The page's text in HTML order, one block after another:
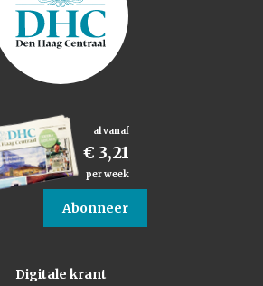
al vanaf
€ 3,21
per week
Abonneer
Digitale krant